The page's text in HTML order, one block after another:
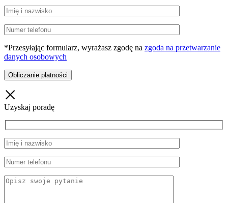
*Przesyłając formularz, wyrażasz zgodę na zgoda na przetwarzanie
danych osobowych
Uzyskaj poradę